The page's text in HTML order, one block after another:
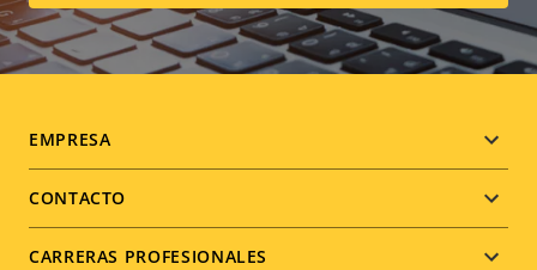
Footer
menu
EMPRESA
CONTACTO
CARRERAS PROFESIONALES